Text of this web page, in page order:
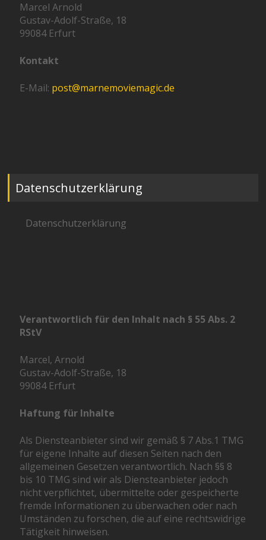
Marcel Arnold
Gustav-Adolf-Straße, 18
99084 Erfurt
Kontakt
E-Mail: post@marnemoviemagic.de
Datenschutzerklärung
Datenschutzerklärung
Verantwortlich für den Inhalt nach § 55 Abs. 2
RStV
Marcel, Arnold
Gustav-Adolf-Straße, 18
99084 Erfurt
Haftung für Inhalte
Als Diensteanbieter sind wir gemäß § 7 Abs.1 TMG
für eigene Inhalte auf diesen Seiten nach den
allgemeinen Gesetzen verantwortlich. Nach §§ 8
bis 10 TMG sind wir als Diensteanbieter jedoch
nicht verpflichtet, übermittelte oder gespeicherte
fremde Informationen zu überwachen oder nach
Umständen zu forschen, die auf eine rechtswidrige
Tätigkeit hinweisen.